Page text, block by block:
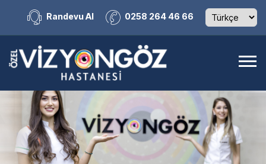
Randevu Al 0258 264 46 66